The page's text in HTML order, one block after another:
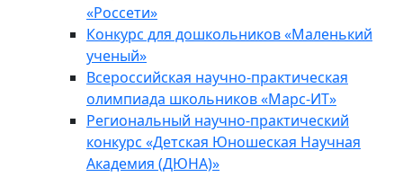
«Россети»
Конкурс для дошкольников «Маленький
ученый»
Всероссийская научно-практическая
олимпиада школьников «Марс-ИТ»
Региональный научно-практический
конкурс «Детская Юношеская Научная
Академия (ДЮНА)»